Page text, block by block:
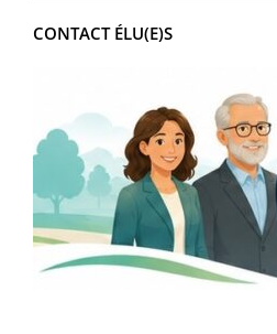
CONTACT ÉLU(E)S